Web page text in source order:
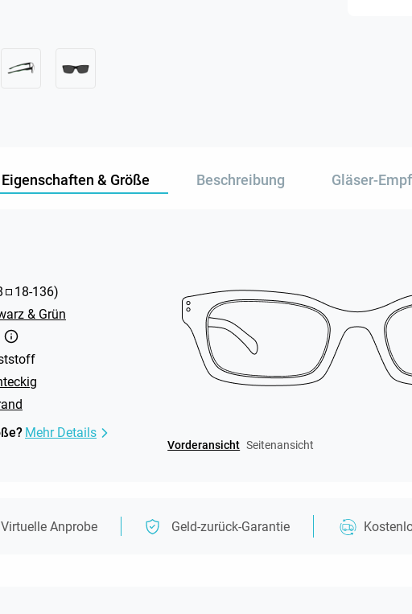
Eigenschaften & Größe Beschreibung Gläser-
18-136)
& Grün
Mehr Details
Vorderansicht Seitenansicht
Virtuelle Anprobe Geld-zurück-Garantie